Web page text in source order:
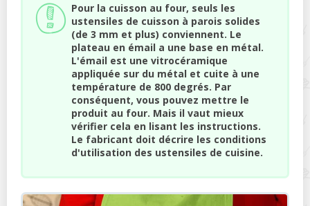
Pour la cuisson au four, seuls les
ustensiles de cuisson à parois solides
(de 3 mm et plus) conviennent. Le
plateau en émail a une base en métal.
L'émail est une vitrocéramique
appliquée sur du métal et cuite à une
température de 800 degrés. Par
conséquent, vous pouvez mettre le
produit au four. Mais il vaut mieux
vérifier cela en lisant les instructions.
Le fabricant doit décrire les conditions
d'utilisation des ustensiles de cuisine.